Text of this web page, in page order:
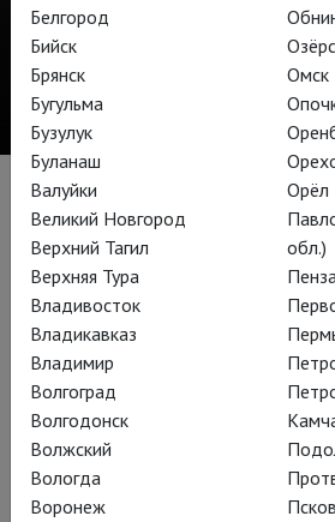
Биография
Французский театральный режиссёр и
работающий как с драматическими
оперой. В 1980 г. стал основателем и
режиссёров (вместе с Агатой
компании «Пеликан». В 1994 г. в
приглашён в Альпийский
1997 по 2007 гг. был его
руководил Национальным театром
Агатой Мелинан.
Белгород
Бийск
Брянск
Бугульма
Бузулук
Буланаш
Валуйки
Великий Новгород
Верхний Тагил
Верхняя Тура
Владивосток
Владикавказ
Владимир
Волгоград
Волгодонск
Волжский
Вологда
Воронеж
Омск
Орёл
обл.)
Псков